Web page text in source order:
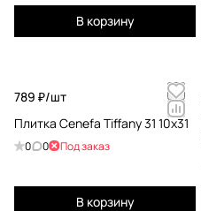
В корзину
789 ₽/шт
Плитка Cenefa Tiffany 31 10x31
0 0 Под заказ
В корзину